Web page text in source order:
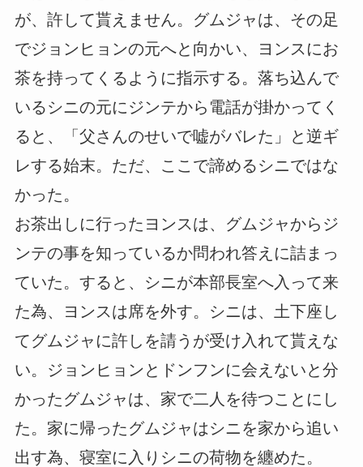
が、許して貰えません。グムジャは、その足
でジョンヒョンの元へと向かい、ヨンスにお
茶を持ってくるように指示する。落ち込んで
いるシニの元にジンテから電話が掛かってく
ると、「父さんのせいで嘘がバレた」と逆ギ
レする始末。ただ、ここで諦めるシニではな
かった。
お茶出しに行ったヨンスは、グムジャからジ
ンテの事を知っているか問われ答えに詰まっ
ていた。すると、シニが本部長室へ入って来
た為、ヨンスは席を外す。シニは、土下座し
てグムジャに許しを請うが受け入れて貰えな
い。ジョンヒョンとドンフンに会えないと分
かったグムジャは、家で二人を待つことにし
た。家に帰ったグムジャはシニを家から追い
出す為、寝室に入りシニの荷物を纏めた。